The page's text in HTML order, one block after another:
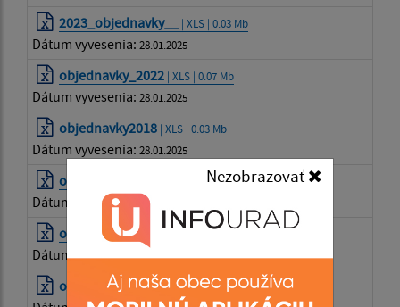
Nezobrazovať
2023_objednavky__ | XLS | 0.03 Mb
Dátum vyvesenia: 28.01.2025
objednavky_2022 | XLS | 0.07 Mb
Dátum vyvesenia: 28.01.2025
objednavky2018 | XLS | 0.03 Mb
Dátum vyvesenia: 28.01.2025
objednavky2015 | XLS | 0.02 Mb
Dátum vyvesenia: 28.01.2025
objednavka2014 | XLS | 0.02 Mb
Dátum vyvesenia:28.01.2025
objednavky22014| XLS | 0.02 Mb